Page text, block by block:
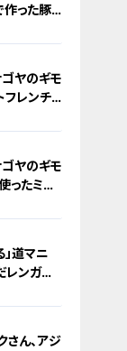
作った豚
ゴヤのギモ
フレンチ
ゴヤのギモ
ったミル
道マニ
レンガの
さん、アジ